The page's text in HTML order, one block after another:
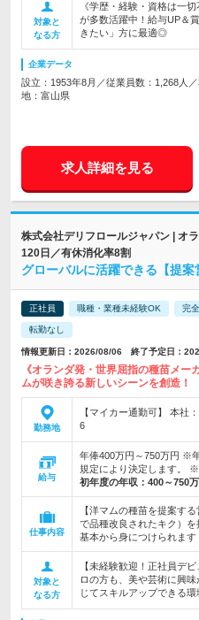
対象と
なる方
《学歴・経験・資格は一
が多数活躍中！給与UP＆
きたい」方に最適◎
企業データ
設立：1953年8月／従業員数：1,268人
地：富山県
求人詳細を見る
株式会社デリフロールジャパン | オ
120日／有休消化率8割
グローバルに活躍できる【提
正社員 職種・業種未経験OK 完
転勤なし
情報更新日：2026/08/06 終了予定日：
《オランダ発・世界屈指の種苗メ
ムが咲き誇る新しいシーンを創造！
勤務地
【マイカー通勤可】 本社
6
給与
年俸400万円～750万円 ※
規定により決定します。
初年度の年収： 400～750
仕事内容
【洋マムの種苗を提案す
で品種改良されたキク）
基本から身につけられます
対象と
なる方
【未経験歓迎！正社員デ
ロの方も、美や芸術に興
じてスキルアップできる環